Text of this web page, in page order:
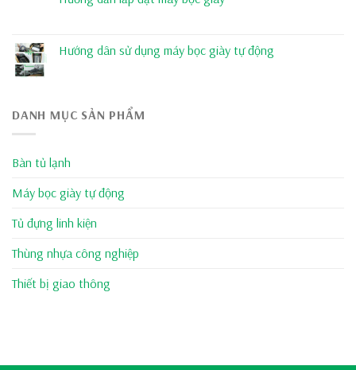
Hướng dân sử dụng máy bọc giày tự động
DANH MỤC SẢN PHẨM
Bàn tủ lạnh
Máy bọc giày tự động
Tủ đựng linh kiện
Thùng nhựa công nghiệp
Thiết bị giao thông